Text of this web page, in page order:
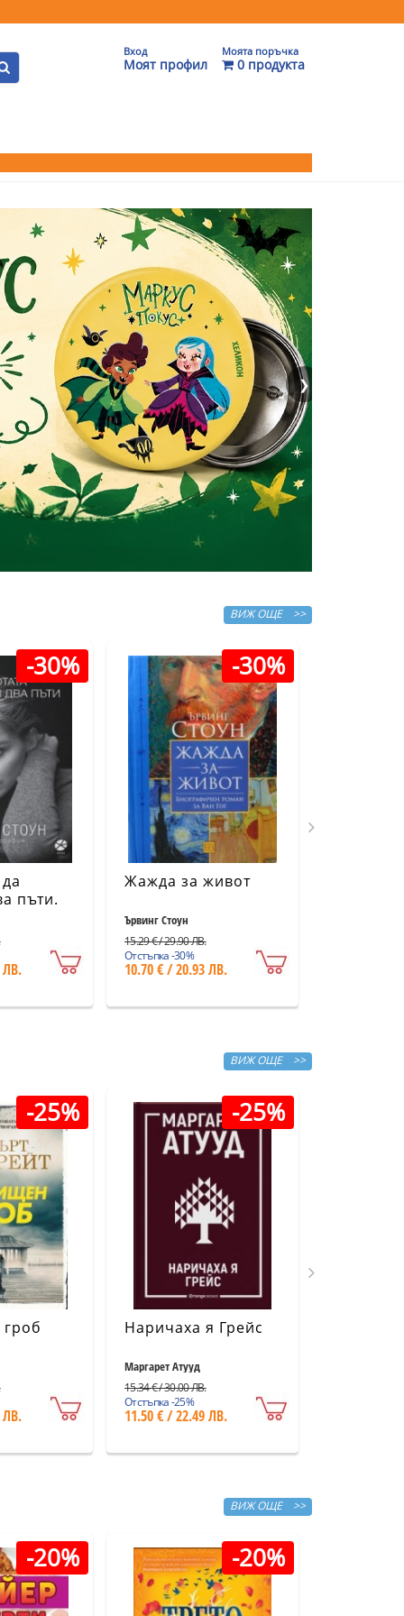
Вход
Моят профил
Моята поръчка
0 продукта
❯
ВИЖ ОЩЕ >>
-30%
пъти.
ЛВ.
-30%
Жажда за живот
Ървинг Стоун
15.29 € / 29.90 ЛВ.
Отстъпка -30%
10.70 € / 20.93 ЛВ.
ВИЖ ОЩЕ >>
-25%
ЛВ.
-25%
Наричаха я Грейс
Маргарет Атууд
15.34 € / 30.00 ЛВ.
Отстъпка -25%
11.50 € / 22.49 ЛВ.
ВИЖ ОЩЕ >>
-20% -20%